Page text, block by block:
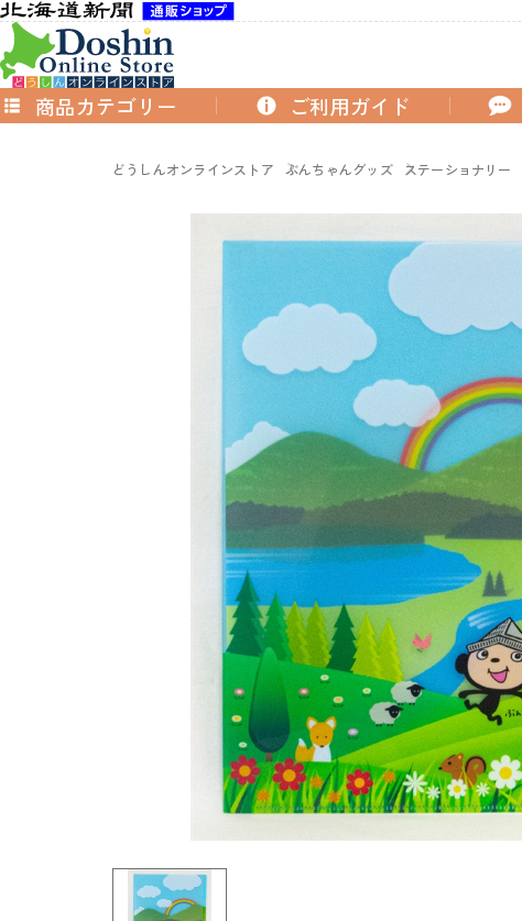
商品カテゴリー ご利用ガイド
どうしんオンラインストア ぶんちゃんグッズ ステーショナリー